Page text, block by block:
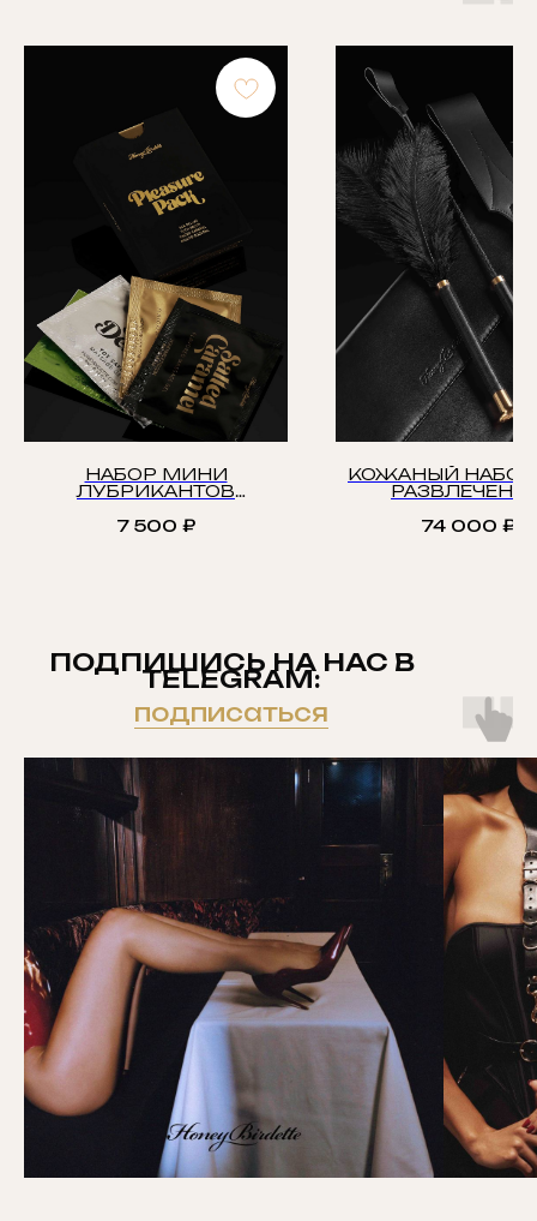
НАБОР МИНИ
ЛУБРИКАНТОВ
7 500 ₽
КОЖАНЫЙ
74 000 ₽
ПОДПИШИСЬ НА НАС В
TELEGRAM:
подписаться